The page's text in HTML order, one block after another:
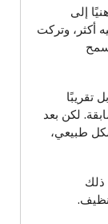
إلى
أكثر، وتركت
تقريبًا
لكن بعد
طبيعي،
ذلك